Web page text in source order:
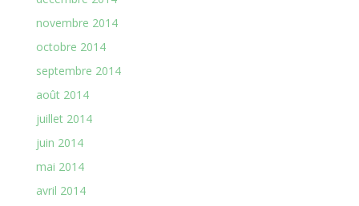
novembre 2014
octobre 2014
septembre 2014
août 2014
juillet 2014
juin 2014
mai 2014
avril 2014